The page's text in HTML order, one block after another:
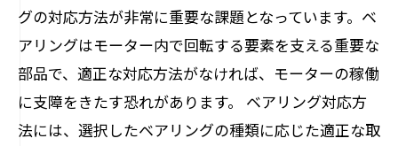
グの対応方法が非常に重要な課題となっています。ベ
アリングはモーター内で回転する要素を支える重要な
部品で、適正な対応方法がなければ、モーターの稼働
に支障をきたす恐れがあります。 ベアリング対応方
法には、選択したベアリングの種類に応じた適正な取